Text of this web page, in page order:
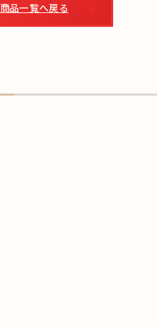
商品一覧へ戻る